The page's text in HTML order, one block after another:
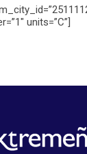
units=”C”]